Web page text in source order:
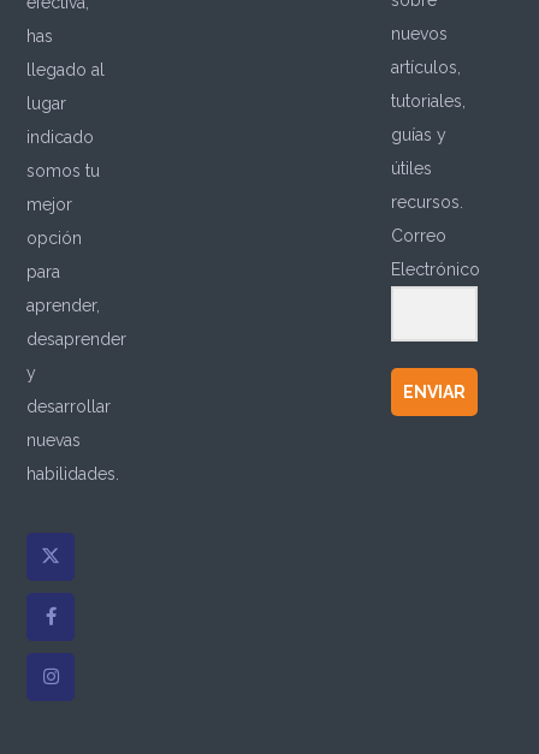
has
llegado al
lugar
indicado
somos tu
mejor
opción
para
aprender,
desaprender
y
desarrollar
nuevas
habilidades.
nuevos
artículos,
tutoriales,
guías y
útiles
recursos.
Correo
Electrónico
ENVIAR